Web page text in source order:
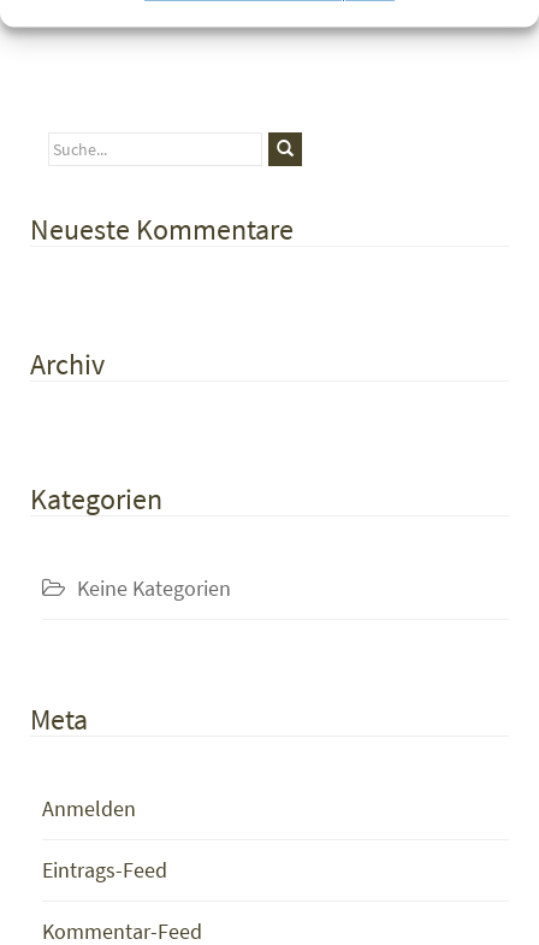
Neueste Kommentare
Archiv
Kategorien
Keine Kategorien
Meta
Anmelden
Eintrags-Feed
Kommentar-Feed